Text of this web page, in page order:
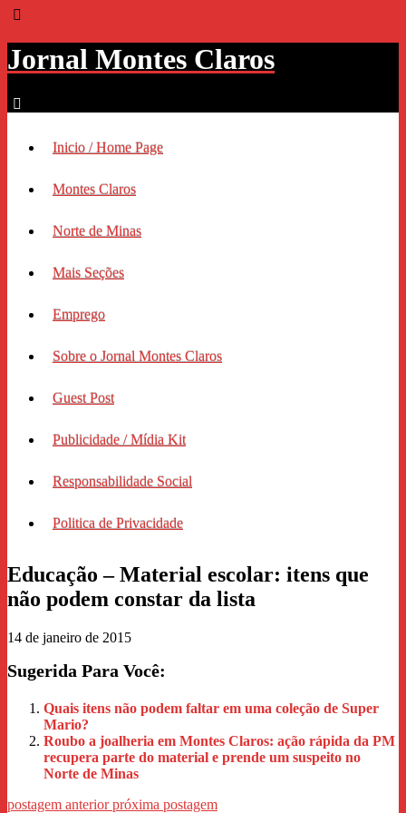
Jornal Montes Claros
Inicio / Home Page
Montes Claros
Norte de Minas
Mais Seções
Emprego
Sobre o Jornal Montes Claros
Guest Post
Publicidade / Mídia Kit
Responsabilidade Social
Politica de Privacidade
Educação – Material escolar: itens que
não podem constar da lista
14 de janeiro de 2015
Sugerida Para Você:
Quais itens não podem faltar em uma coleção de Super
Mario?
Roubo a joalheria em Montes Claros: ação rápida da PM
recupera parte do material e prende um suspeito no
Norte de Minas
postagem anteriorpróxima postagem